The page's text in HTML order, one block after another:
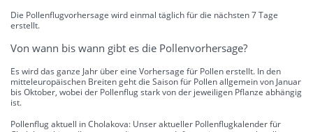
Die Pollenflugvorhersage wird einmal täglich für die nächsten 7 Tage
erstellt.
Von wann bis wann gibt es die Pollenvorhersage?
Es wird das ganze Jahr über eine Vorhersage für Pollen erstellt. In den
mitteleuropäischen Breiten geht die Saison für Pollen allgemein von Januar
bis Oktober, wobei der Pollenflug stark von der jeweiligen Pflanze abhängig
ist.
Pollenflug aktuell in Cholakova: Unser aktueller Pollenflugkalender für